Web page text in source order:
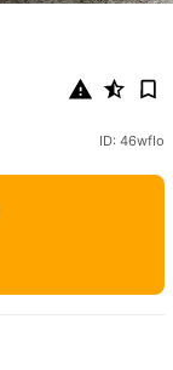
ID: 46wfIo